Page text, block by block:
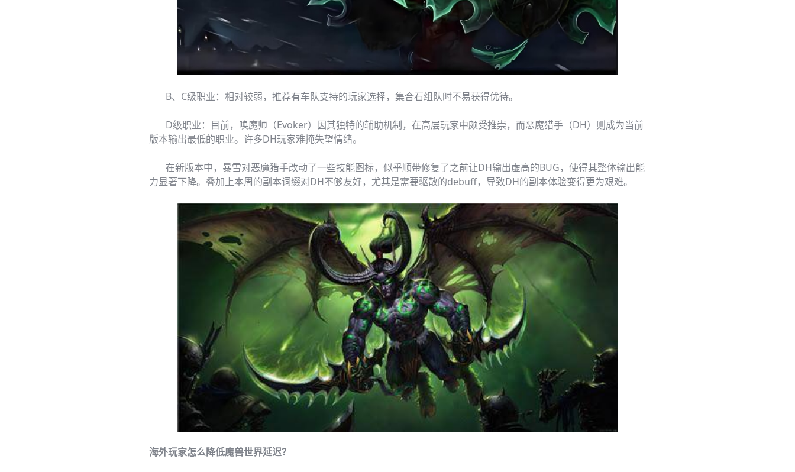
B、C级职业：相对较弱，推荐有车队支持的玩家选择，集合石组队时不易获得优待。
D级职业：目前，唤魔师（Evoker）因其独特的辅助机制，在高层玩家中颇受推崇，而恶魔猎手（DH）则成为当前
版本输出最低的职业。许多DH玩家难掩失望情绪。
在新版本中，暴雪对恶魔猎手改动了一些技能图标，似乎顺带修复了之前让DH输出虚高的BUG，使得其整体输出能
力显著下降。叠加上本周的副本词缀对DH不够友好，尤其是需要驱散的debuff，导致DH的副本体验变得更为艰难。
海外玩家怎么降低魔兽世界延迟？